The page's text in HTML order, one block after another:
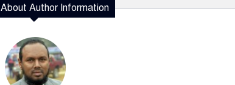
About Author Information